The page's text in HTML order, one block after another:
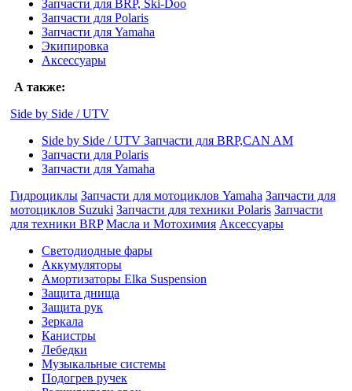
Запчасти для BRP, Ski-Doo
Запчасти для Polaris
Запчасти для Yamaha
Экипировка
Аксессуары
А также:
Side by Side / UTV
Side by Side / UTV Запчасти для BRP,CAN AM
Запчасти для Polaris
Запчасти для Yamaha
Гидроциклы Запчасти для мотоциклов Yamaha Запчасти для
мотоциклов Suzuki Запчасти для техники Polaris Запчасти
для техники BRP Масла и Мотохимия Аксессуары
Cветодиодные фары
Аккумуляторы
Амортизаторы Elka Suspension
Защита днища
Защита рук
Зеркала
Канистры
Лебедки
Музыкальные системы
Подогрев ручек